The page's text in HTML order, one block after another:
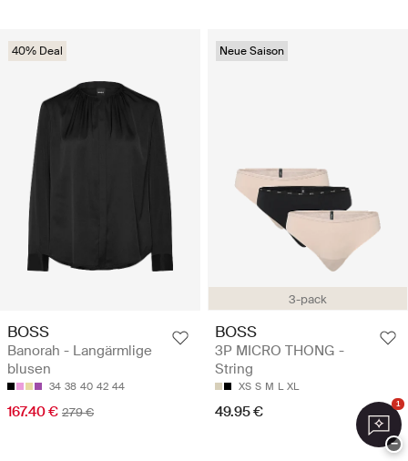
40% Deal
BOSS
Banorah - Langärmlige
blusen
34 38 40 42 44
167.40 € 279 €
3-pack
Neue Saison
BOSS
3P MICRO THONG -
String
XS S M L XL
49.95 € 1
−